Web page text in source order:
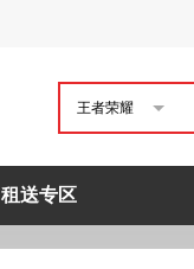
王者荣耀
租送专区